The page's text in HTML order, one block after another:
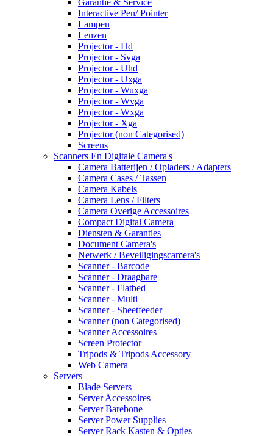
Interactive Pen/ Pointer
Lampen
Lenzen
Projector - Hd
Projector - Svga
Projector - Uhd
Projector - Uxga
Projector - Wuxga
Projector - Wvga
Projector - Wxga
Projector - Xga
Projector (non Categorised)
Screens
Scanners En Digitale Camera's
Camera Batterijen / Opladers / Adapters
Camera Cases / Tassen
Camera Kabels
Camera Lens / Filters
Camera Overige Accessoires
Compact Digital Camera
Diensten & Garanties
Document Camera's
Netwerk / Beveiligingscamera's
Scanner - Barcode
Scanner - Draagbare
Scanner - Flatbed
Scanner - Multi
Scanner - Sheetfeeder
Scanner (non Categorised)
Scanner Accessoires
Screen Protector
Tripods & Tripods Accessory
Web Camera
Servers
Blade Servers
Server Accessoires
Server Barebone
Server Power Supplies
Server Rack Kasten & Opties